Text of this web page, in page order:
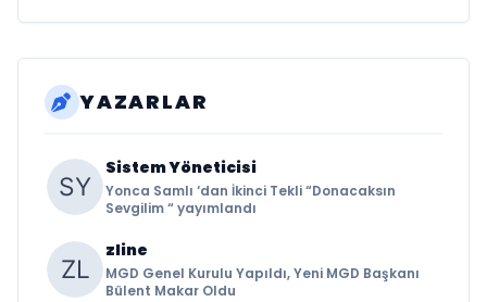
YAZARLAR
Sistem Yöneticisi
Yonca Samlı ‘dan İkinci Tekli “Donacaksın
Sevgilim “ yayımlandı
zline
MGD Genel Kurulu Yapıldı, Yeni MGD Başkanı
Bülent Makar Oldu